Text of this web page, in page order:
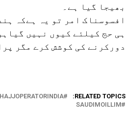
بھیجا گیا ہے۔
افسوسناک امر تو یہ ہےکہ
ہی حج کیلئے کیوں نہیں
دورکرنے کی کوشش کرے مگر
RELATED TOPICS:
HAJJOPERATORINDIA
SAUDIMOILLIM